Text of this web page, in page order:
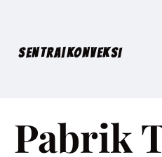
SENTRA|KONVEKSI
Pabrik